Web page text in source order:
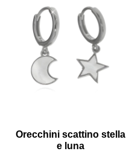
Orecchini scattino stella
e luna